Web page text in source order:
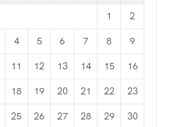
1 2
4 5 6 7 8 9
11 12 13 14 15 16
18 19 20 21 22 23
25 26 27 28 29 30